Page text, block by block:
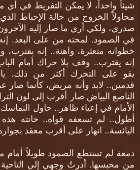
شيئاً واحداً، لا يمكن التفريط في أي
محاولاً الخروج من حالة الإحباط
صدري، ولكي أري ما صار إليه
في الصمود. لمحته من على البعد.
خطواته متعثرة، واهنة.. إنه يقترب،
إنه يقترب.. وقف بلا حراك أمام
يقو على التحرك أكثر من ذلك.
قدمين.. لابد وأنه مريض، كأنما صار
الناصع البياض صار أقرب إلى لون
الأمام في إعياء ظاهر.. حاول
أطول.. لم تسعفه قواه.. خانته هذه
اليائسة.. انهار على أقرب معقد
دمعة لم تستطع الصمود طويلاً أمام
من محبسها. أدرتُ وجهي إلى الناحية